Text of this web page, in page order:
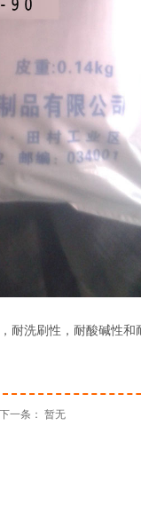
洗刷性，耐酸碱性和
下一条： 暂无